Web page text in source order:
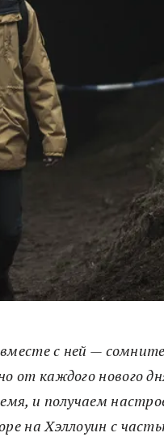
с ней —
от каждого нового
и получаем
на Хэллоуин с